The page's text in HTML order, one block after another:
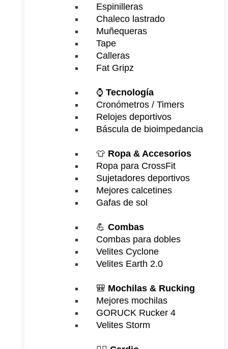
Espinilleras
Chaleco lastrado
Muñequeras
Tape
Calleras
Fat Gripz
⌚ Tecnología
Cronómetros / Timers
Relojes deportivos
Báscula de bioimpedancia
👕 Ropa & Accesorios
Ropa para CrossFit
Sujetadores deportivos
Mejores calcetines
Gafas de sol
💪 Combas
Combas para dobles
Velites Cyclone
Velites Earth 2.0
🎒 Mochilas & Rucking
Mejores mochilas
GORUCK Rucker 4
Velites Storm